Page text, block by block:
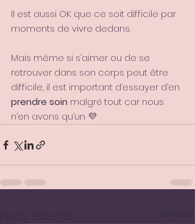
Il est aussi OK que ce soit difficile par
moments de vivre dedans.
Mais même si s’aimer ou de se
retrouver dans son corps peut être
difficile, il est important d’essayer d’en
prendre soin malgré tout car nous
n’en avons qu’un 💜
Posts récents Voir tout